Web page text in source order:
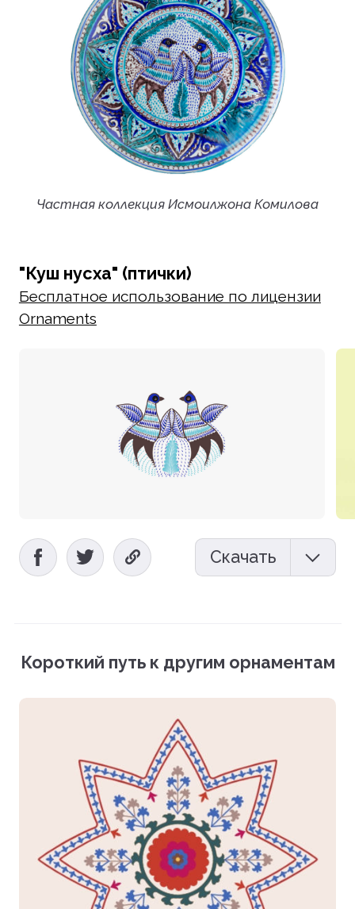
Частная коллекция Исмоилжона Комилова
"Куш нусха" (птички)
Бесплатное использование по лицензии
Ornaments
Скачать
Фотографии (PNG)
Загрузить все файлы
Короткий путь к другим орнаментам